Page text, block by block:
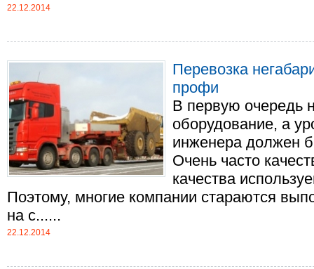
22.12.2014
Перевозка
профи
В первую очередь
оборудование, а
инженера должен
Очень часто
качества
Поэтому, многие компании стараются
на с......
22.12.2014